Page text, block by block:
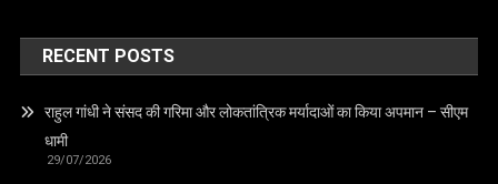
RECENT POSTS
राहुल गांधी ने संसद की गरिमा और लोकतांत्रिक मर्यादाओं का किया अपमान – सीएम
धामी
29/07/2026